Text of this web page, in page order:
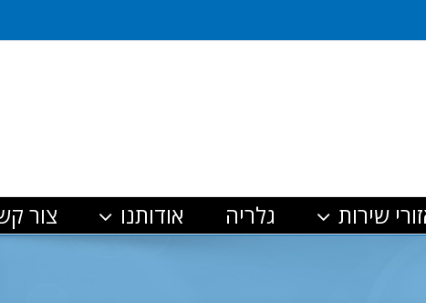
שירות גלריה אודותנו צור